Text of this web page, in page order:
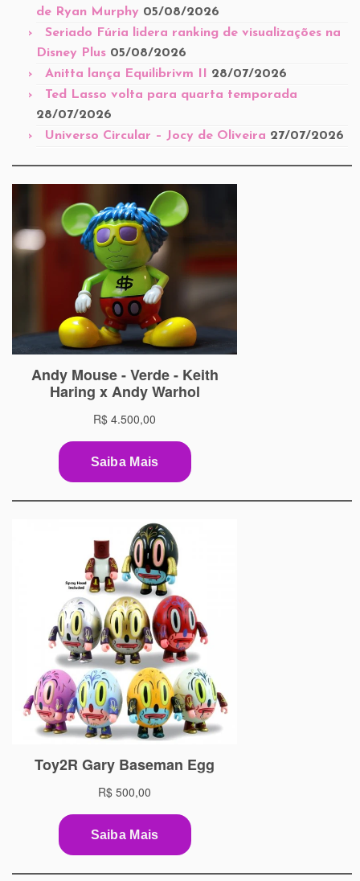
de Ryan Murphy 05/08/2026
Seriado Fúria lidera ranking de visualizações na
Disney Plus 05/08/2026
Anitta lança Equilibrivm II 28/07/2026
Ted Lasso volta para quarta temporada
28/07/2026
Universo Circular – Jocy de Oliveira 27/07/2026